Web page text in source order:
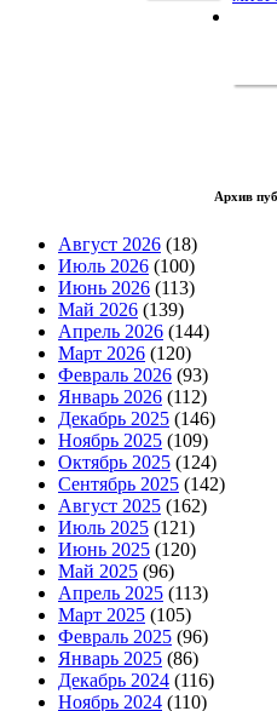
Архив
Август 2026 (18)
Июль 2026 (100)
Июнь 2026 (113)
Май 2026 (139)
Апрель 2026 (144)
Март 2026 (120)
Февраль 2026 (93)
Январь 2026 (112)
Декабрь 2025 (146)
Ноябрь 2025 (109)
Октябрь 2025 (124)
Сентябрь 2025 (142)
Август 2025 (162)
Июль 2025 (121)
Июнь 2025 (120)
Май 2025 (96)
Апрель 2025 (113)
Март 2025 (105)
Февраль 2025 (96)
Январь 2025 (86)
Декабрь 2024 (116)
Ноябрь 2024 (110)